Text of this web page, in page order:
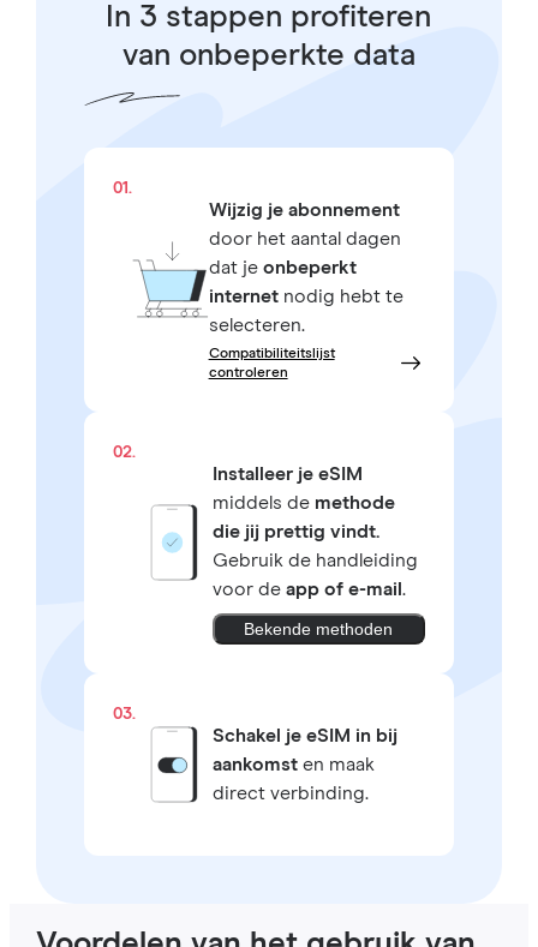
In 3 stappen profiteren
van onbeperkte data
01.
Wijzig je abonnement
door het aantal dagen
dat je onbeperkt
internetnodig hebt te
selecteren.
Compatibiliteitslijst
controleren
02.
Installeer je eSIM
middels de methode
die jij prettig vindt.
Gebruik de handleiding
voor de app of e-mail .
Bekende methoden
03.
Schakel je eSIM in bij
aankomsten maak
direct verbinding.